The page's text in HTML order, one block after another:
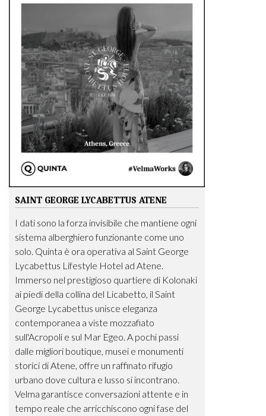
SAINT GEORGE LYCABETTUS ATENE
I dati sono la forza invisibile che mantiene ogni
sistema alberghiero funzionante come uno
solo. Quinta è ora operativa al Saint George
Lycabettus Lifestyle Hotel ad Atene.
Immerso nel prestigioso quartiere di Kolonaki
ai piedi della collina del Licabetto, il Saint
George Lycabettus unisce eleganza
contemporanea a viste mozzafiato
sull'Acropoli e sul Mar Egeo. A pochi passi
dalle migliori boutique, musei e monumenti
storici di Atene, offre un raffinato rifugio
urbano dove cultura e lusso si incontrano.
Velma garantisce conversazioni attente e in
tempo reale che arricchiscono ogni fase del